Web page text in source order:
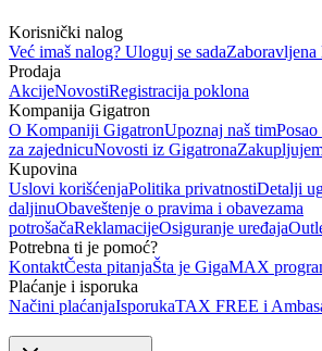
Korisnički nalog
Već imaš nalog? Uloguj se sadaZaboravljena
Prodaja
AkcijeNovostiRegistracija poklona
Kompanija Gigatron
O Kompaniji GigatronUpoznaj naš tim
za zajednicuNovosti iz Gigatrona
Kupovina
Uslovi korišćenjaPolitika privatnostiDetalji
daljinuObaveštenje o pravima i obavezama
potrošačaReklamacijeOsiguranje uređaja
Potrebna ti je pomoć?
KontaktČesta pitanjaŠta je GigaMAX
Plaćanje i isporuka
Načini plaćanjaIsporukaTAX FREE i